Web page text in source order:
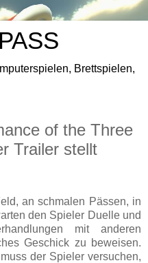
Brettspielen,
of the Three
Trailer stellt
an schmalen Pässen, in
den Spieler Duelle und
mit anderen
Geschick zu beweisen.
der Spieler versuchen,